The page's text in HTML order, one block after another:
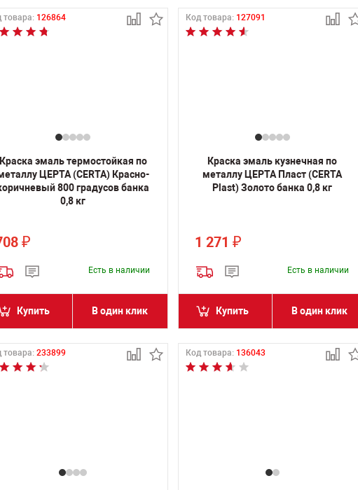
товара: 126864
эмаль термостойкая по
ЦЕРТА (CERTA) Красно-
800 градусов банка
0,8 кг
₽
Есть в наличии
Купить В один клик
Код товара: 127091
Краска эмаль кузнечная по
металлу ЦЕРТА Пласт (CERTA
Plast) Золото банка 0,8 кг
1 271 ₽
Есть в наличии
Купить В один клик
товара: 233899 Код товара: 136043